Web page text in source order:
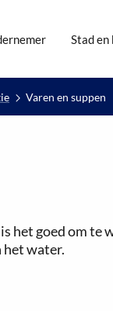
Stad
Varen en suppen
het goed om
het water.